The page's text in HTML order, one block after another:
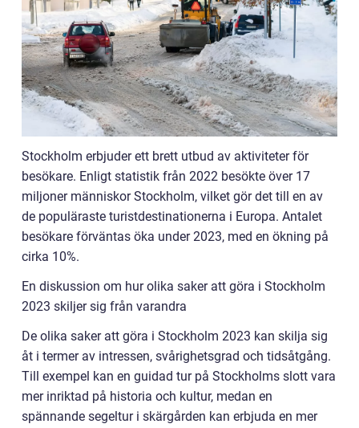
Stockholm erbjuder ett brett utbud av aktiviteter för
besökare. Enligt statistik från 2022 besökte över 17
miljoner människor Stockholm, vilket gör det till en av
de populäraste turistdestinationerna i Europa. Antalet
besökare förväntas öka under 2023, med en ökning på
cirka 10%.
En diskussion om hur olika saker att göra i Stockholm
2023 skiljer sig från varandra
De olika saker att göra i Stockholm 2023 kan skilja sig
åt i termer av intressen, svårighetsgrad och tidsåtgång.
Till exempel kan en guidad tur på Stockholms slott vara
mer inriktad på historia och kultur, medan en
spännande segeltur i skärgården kan erbjuda en mer